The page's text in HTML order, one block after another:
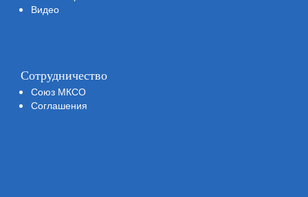
Видео
Сотрудничество
Союз МКСО
Соглашения